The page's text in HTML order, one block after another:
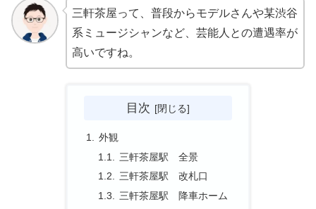
三軒茶屋って、普段からモデルさんや某渋谷
系ミュージシャンなど、芸能人との遭遇率が
高いですね。
目次
外観
三軒茶屋駅 全景
三軒茶屋駅 改札口
三軒茶屋駅 降車ホーム